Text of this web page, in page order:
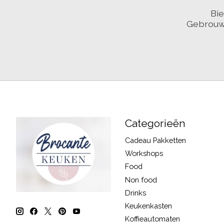
Categorieën
Cadeau Pakketten
Workshops
Food
Non food
Drinks
Keukenkasten
Koffieautomaten